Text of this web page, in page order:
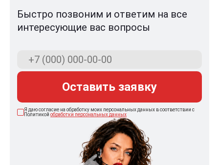
Быстро позвоним и ответим на все
интересующие вас вопросы
Оставить заявку
Я даю согласие на обработку моих персональных данных в соответствии с
Политикой обработки персональных данных